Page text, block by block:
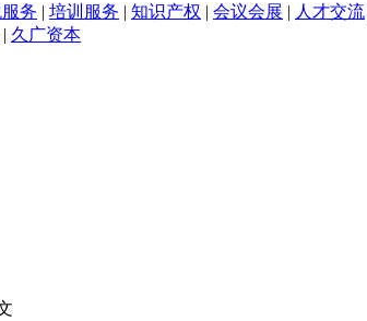
务 | 培训服务 | 知识产权 | 会议会展 | 人才交流
| 久广资本